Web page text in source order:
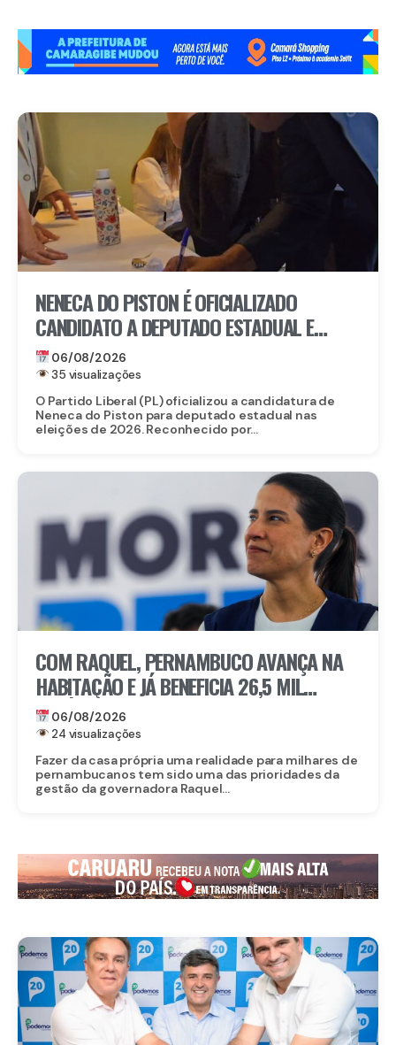
NENECA DO PISTON É OFICIALIZADO
CANDIDATO A DEPUTADO ESTADUAL E
FORTALECE CHAPA DO PL EM
PERNAMBUCO
06/08/2026
35 visualizações
O Partido Liberal (PL) oficializou a candidatura de
Neneca do Piston para deputado estadual nas
eleições de 2026. Reconhecido por...
COM RAQUEL, PERNAMBUCO AVANÇA NA
HABITAÇÃO E JÁ BENEFICIA 26,5 MIL
FAMÍLIAS COM O MORAR BEM – ENTRADA
GARANTIDA
06/08/2026
24 visualizações
Fazer da casa própria uma realidade para milhares de
pernambucanos tem sido uma das prioridades da
gestão da governadora Raquel...